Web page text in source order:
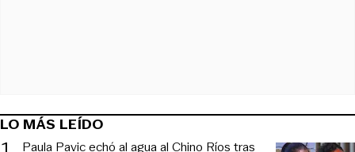
LO MÁS LEÍDO
Paula Pavic echó al agua al Chino Ríos tras